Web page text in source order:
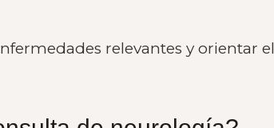
relevantes y orientar el